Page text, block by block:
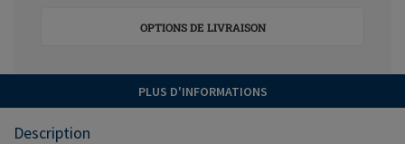
OPTIONS DE LIVRAISON
PLUS D'INFORMATIONS
Description